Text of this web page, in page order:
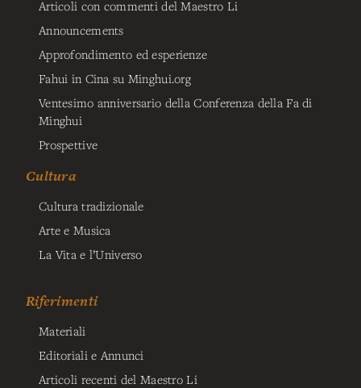
Articoli con commenti del Maestro Li
Announcements
Approfondimento ed esperienze
Fahui in Cina su Minghui.org
Ventesimo anniversario della Conferenza della Fa di
Minghui
Prospettive
Cultura
Cultura tradizionale
Arte e Musica
La Vita e l’Universo
Riferimenti
Materiali
Editoriali e Annunci
Articoli recenti del Maestro Li